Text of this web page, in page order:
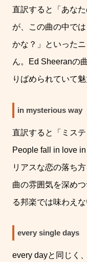
直訳すると「あな
が、この曲の中で
かな？」といった
ん。
Ed Sheeranの
りばめられていて魅
in mysterious way
直訳すると「ミス
People fall in love
リアスな恋の落ち
曲の雰囲気を深め
る邦楽では味わえ
every single days
every dayと同じく